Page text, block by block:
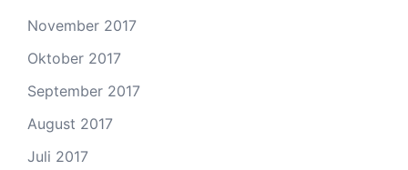
November 2017
Oktober 2017
September 2017
August 2017
Juli 2017